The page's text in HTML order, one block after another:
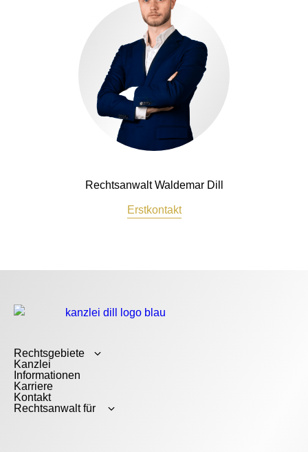
Rechtsanwalt Waldemar Dill
Erstkontakt
Rechtsgebiete
Kanzlei
Informationen
Karriere
Kontakt
Rechtsanwalt für